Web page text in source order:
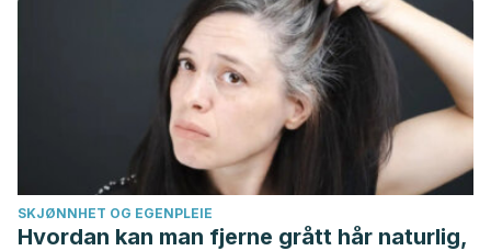
SKJØNNHET OG EGENPLEIE
Hvordan kan man fjerne grått hår naturlig,